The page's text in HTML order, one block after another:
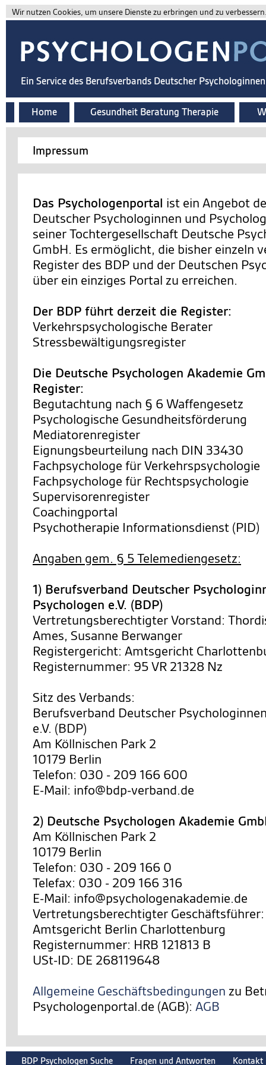
Wir nutzen Cookies, um unsere Dienste zu erbringen und zu
Ein Service des Berufsverbands Deutscher
Home Gesundheit Beratung Therapie
Impressum
Das Psychologenportal ist ein Angebot
Deutscher Psychologinnen und
seiner Tochtergesellschaft Deutsche
GmbH. Es ermöglicht, die bisher einzeln
Register des BDP und der Deutschen
über ein einziges Portal zu erreichen.
Der BDP führt derzeit die Register:
Verkehrspsychologische Berater
Stressbewältigungsregister
Die Deutsche Psychologen Akademie
Register:
Begutachtung nach § 6 Waffengesetz
Psychologische Gesundheitsförderung
Mediatorenregister
Eignungsbeurteilung nach DIN 33430
Fachpsychologe für Verkehrspsychologie
Fachpsychologe für Rechtspsychologie
Supervisorenregister
Coachingportal
Psychotherapie Informationsdienst (PID)
Angaben gem. § 5 Telemediengesetz:
1) Berufsverband Deutscher
Psychologen e.V. (BDP)
Vertretungsberechtigter Vorstand:
Ames, Susanne Berwanger
Registergericht: Amtsgericht
Registernummer: 95 VR 21328 Nz
Sitz des Verbands:
Berufsverband Deutscher
e.V. (BDP)
Am Köllnischen Park 2
10179 Berlin
Telefon: 030 - 209 166 600
E-Mail: info@bdp-verband.de
2) Deutsche Psychologen Akademie
Am Köllnischen Park 2
10179 Berlin
Telefon: 030 - 209 166 0
Telefax: 030 - 209 166 316
E-Mail: info@psychologenakademie.de
Vertretungsberechtigter Geschäftsführer:
Amtsgericht Berlin Charlottenburg
Registernummer: HRB 121813 B
USt-ID: DE 268119648
Allgemeine Geschäftsbedingungen zu
Psychologenportal.de (AGB): AGB
BDP Psychologen Suche Fragen und Antworten Kontakt